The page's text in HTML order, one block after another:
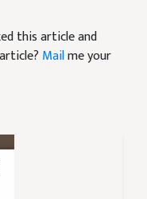
this article and
Mailme your